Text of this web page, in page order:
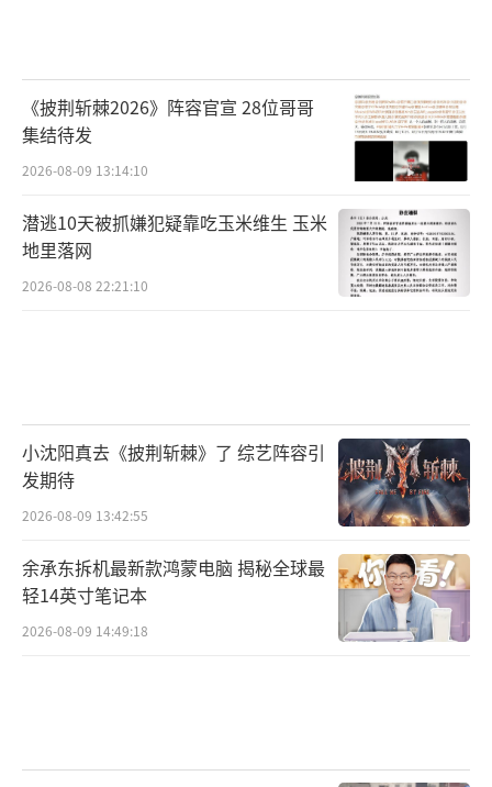
《披荆斩棘2026》阵容官宣 28位哥哥
集结待发
2026-08-09 13:14:10
潜逃10天被抓嫌犯疑靠吃玉米维生 玉米
地里落网
2026-08-08 22:21:10
小沈阳真去《披荆斩棘》了 综艺阵容引
发期待
2026-08-09 13:42:55
余承东拆机最新款鸿蒙电脑 揭秘全球最
轻14英寸笔记本
2026-08-09 14:49:18